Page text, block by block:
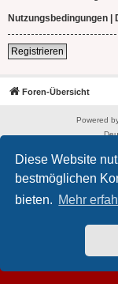
Diese Website
bestmöglichen
bieten. Mehr
Nutzungsbedingungen |
Registrieren
Foren-Übersicht
Powered